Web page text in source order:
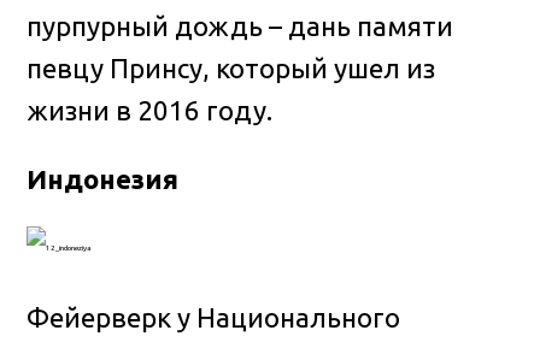
пурпурный дождь – дань памяти
певцу Принсу, который ушел из
жизни в 2016 году.
Индонезия
Фейерверк у Национального